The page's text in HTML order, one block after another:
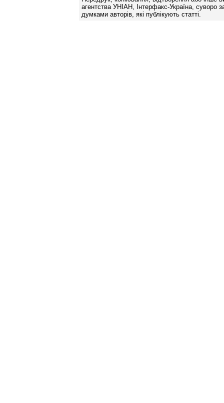
агентства УНІАН, Інтерфакс-Україна, суворо
думками авторів, які публікують статті.